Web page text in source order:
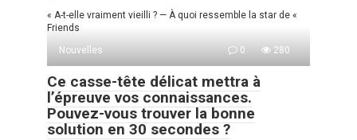
« A-t-elle vraiment vieilli ? — À quoi ressemble la star de «
Friends
Nouvelles
0 280
Ce casse-tête délicat mettra à
l’épreuve vos connaissances.
Pouvez-vous trouver la bonne
solution en 30 secondes ?